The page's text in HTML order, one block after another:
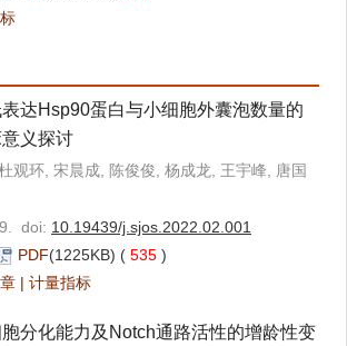
达Hsp90蛋白与小细胞外囊泡数量的
义探讨
观环, 宋晨成, 陈俊俊, 杨成龙, 王宇峰, 唐国
doi: 10.19439/j.sjos.2022.02.001
PDF(1225KB) ( 535 )
| 计量指标
分化能力及Notch通路活性的增龄性变